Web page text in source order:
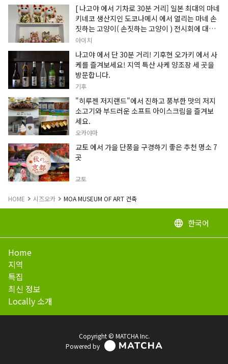
[ 나고야 에서 기차로 30분 거리] 일본 최대의 마네
키네코 생산지인 도코나메시 에서 열리는 마네 손
짓하는 고양이( 손짓하는 고양이 ) 전시회에 대한
정보입니다.
아이치
나고야 에서 단 30분 거리! 기후현 오가키 에서 사
케를 즐겨보세요! 지역 특산 사케 양조장 세 곳을
방문합니다.
기후
"히루젠 저지랜드"에서 진하고 풍부한 맛의 저지
소고기와 부드러운 소프트 아이스크림을 즐겨보
세요.
오카야마
교토 에서 가을 단풍을 구경하기 좋은 추천 명소 7
곳
교토
HOME 시즈오카 MOA MUSEUM OF ART 건축
language 한국어
Home
지역
특집
최신 정보
Locally 소개
Copyright © MATCHA Inc.
Powered by